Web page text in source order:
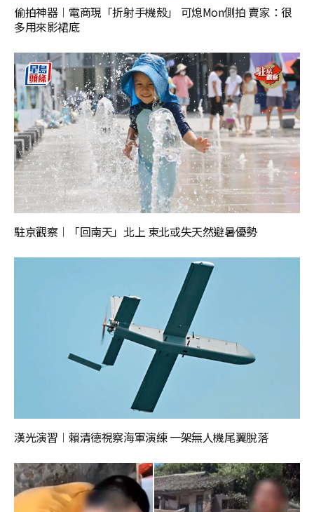
偷拍神器︱電商現「折射手機殼」 可熄Mon側拍 賣家：很
多用來影裙底
駐京觀察︱「回南天」北上 東北或失天然避暑優勢
漢光演習︱賴清德視察海軍演練 一架無人機尾翼脫落